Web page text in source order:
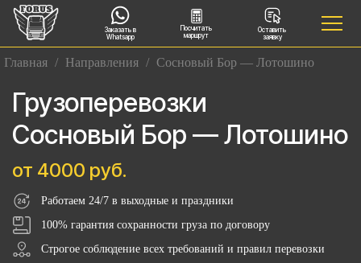
Заказать в
Whatsapp
Посчитать
маршрут
Оставить
заявку
Главная / Направления / Сосновый Бор — Лотошино
Грузоперевозки
Сосновый Бор — Лотошино
от 4000 руб.
Работаем 24/7 в выходные и праздники
100% гарантия сохранности груза по договору
Строгое соблюдение всех требований и правил перевозки